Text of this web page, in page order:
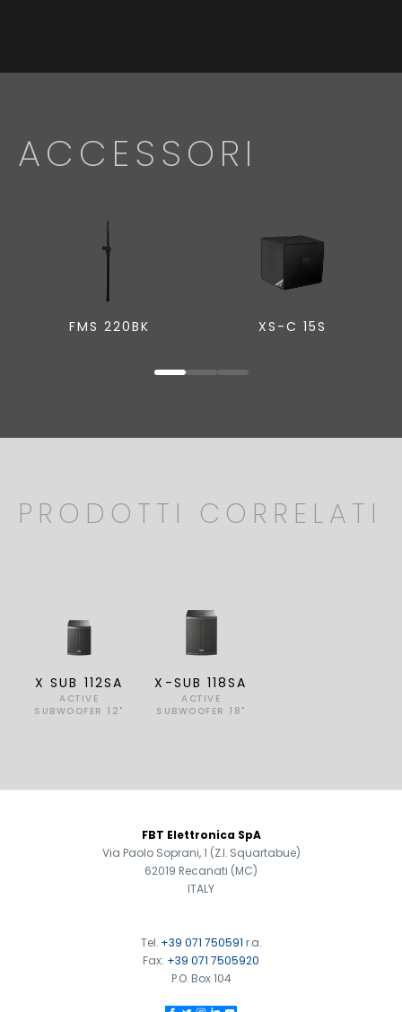
ACCESSORI
FMS 220BK XS-C 15S
PRODOTTI CORRELATI
X SUB 112SA
ACTIVE
SUBWOOFER 12"
X-SUB 118SA
ACTIVE
SUBWOOFER 18"
FOOTER
FBT Elettronica SpA
Via Paolo Soprani, 1 (Z.I. Squartabue)
62019 Recanati (MC)
ITALY
Tel. +39 071 750591 r.a.
Fax: +39 071 7505920
P.O. Box 104